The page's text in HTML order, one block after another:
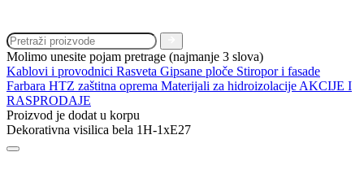
Molimo unesite pojam pretrage (najmanje 3 slova)
Kablovi i provodnici Rasveta Gipsane ploče Stiropor i fasade
Farbara HTZ zaštitna oprema Materijali za hidroizolacije AKCIJE I
RASPRODAJE
Proizvod je dodat u korpu
Dekorativna visilica bela 1H-1xE27